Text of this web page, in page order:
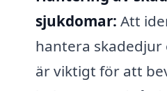
sjukdomar: Att
hantera
är viktigt för att